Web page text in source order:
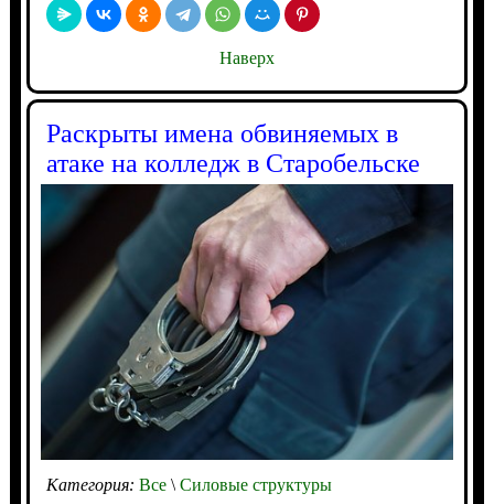
Наверх
Раскрыты имена обвиняемых в
атаке на колледж в Старобельске
Категория: Все\Силовые структуры